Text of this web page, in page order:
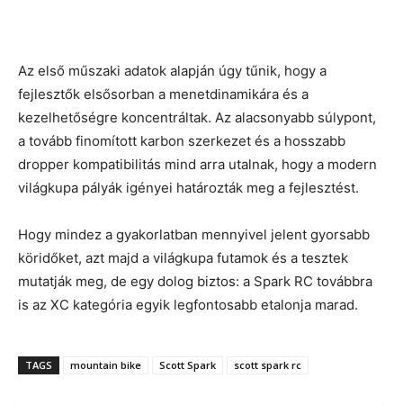
Az első műszaki adatok alapján úgy tűnik, hogy a
fejlesztők elsősorban a menetdinamikára és a
kezelhetőségre koncentráltak. Az alacsonyabb súlypont,
a tovább finomított karbon szerkezet és a hosszabb
dropper kompatibilitás mind arra utalnak, hogy a modern
világkupa pályák igényei határozták meg a fejlesztést.
Hogy mindez a gyakorlatban mennyivel jelent gyorsabb
köridőket, azt majd a világkupa futamok és a tesztek
mutatják meg, de egy dolog biztos: a Spark RC továbbra
is az XC kategória egyik legfontosabb etalonja marad.
TAGS mountain bike Scott Spark scott spark rc